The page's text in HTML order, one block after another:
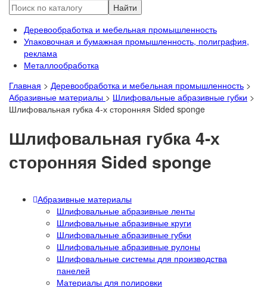
Найти
Деревообработка и мебельная промышленность
Упаковочная и бумажная промышленность, полиграфия,
реклама
Металлообработка
Главная > Деревообработка и мебельная промышленность >
Абразивные материалы > Шлифовальные абразивные губки >
Шлифовальная губка 4-х сторонняя Sided sponge
Шлифовальная губка 4-х
сторонняя Sided sponge
Абразивные материалы
Шлифовальные абразивные ленты
Шлифовальные абразивные круги
Шлифовальные абразивные губки
Шлифовальные абразивные рулоны
Шлифовальные системы для производства
панелей
Материалы для полировки